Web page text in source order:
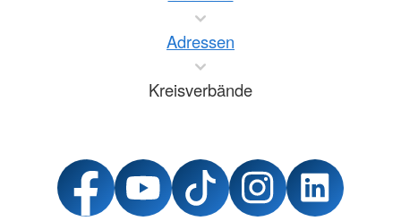
Adressen
Kreisverbände